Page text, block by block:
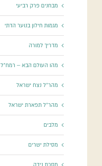
מבחנים פרק רביעי
מגמות חילון בנוער הדתי
מדריך למורה
מהו העולם הבא – רמח"ל
מהר"ל נצח ישראל
מהר"ל תפארת ישראל
מלבים
מסילת ישרים